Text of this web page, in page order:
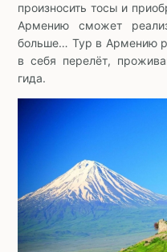
произносить тосы и
Армению сможет
больше… Тур в Армению
в себя перелёт,
гида.